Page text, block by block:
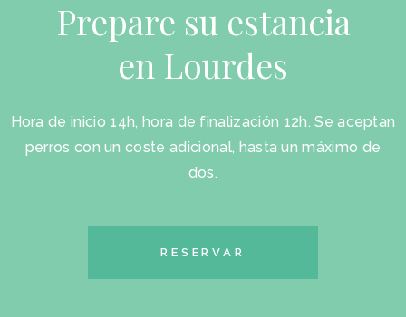
Prepare su estancia
en Lourdes
Hora de inicio 14h, hora de finalización 12h. Se aceptan
perros con un coste adicional, hasta un máximo de
dos.
RESERVAR